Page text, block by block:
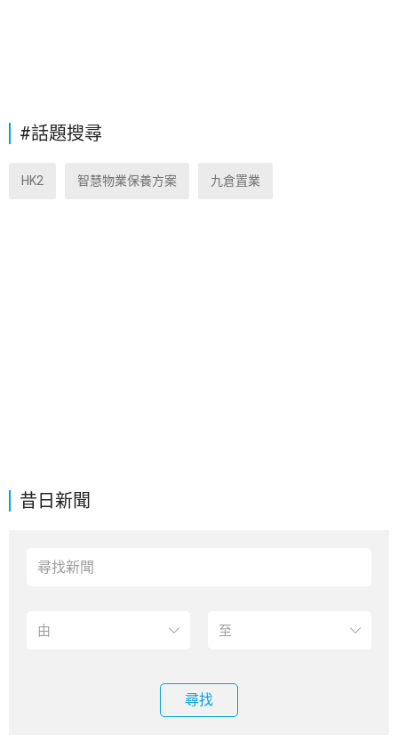
昔日新聞
尋找
#話題搜尋
HK2 智慧物業保養方案 九倉置業